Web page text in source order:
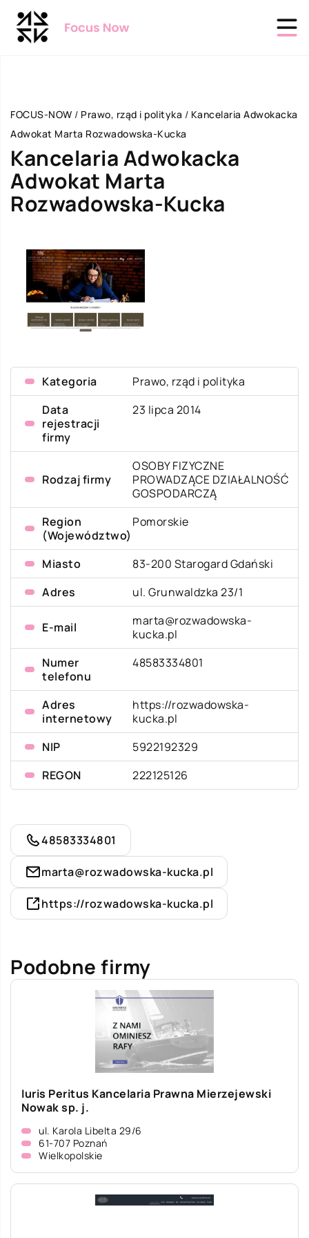
FOCUS-NOW / Prawo, rząd i polityka / Kancelaria Adwokacka
Adwokat Marta Rozwadowska-Kucka
Kancelaria Adwokacka
Adwokat Marta
Rozwadowska-Kucka
Kategoria
Prawo, rząd i polityka
Data
rejestracji
firmy
23 lipca 2014
Rodzaj firmy
OSOBY FIZYCZNE
PROWADZĄCE DZIAŁALNOŚĆ
GOSPODARCZĄ
Region
(Województwo)
Pomorskie
Miasto
83-200 Starogard Gdański
Adres
ul. Grunwaldzka 23/1
E-mail
marta@rozwadowska-
kucka.pl
Numer
telefonu
48583334801
Adres
internetowy
https://rozwadowska-
kucka.pl
NIP
5922192329
REGON
222125126
48583334801
marta@rozwadowska-kucka.pl
https://rozwadowska-kucka.pl
Podobne firmy
Iuris Peritus Kancelaria Prawna Mierzejewski
Nowak sp. j.
ul. Karola Libelta 29/6
61-707 Poznań
Wielkopolskie